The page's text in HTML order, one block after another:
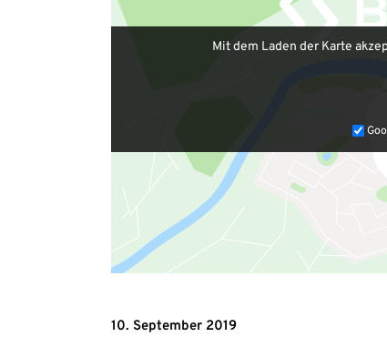
Mit dem Laden der Karte
10. September 2019